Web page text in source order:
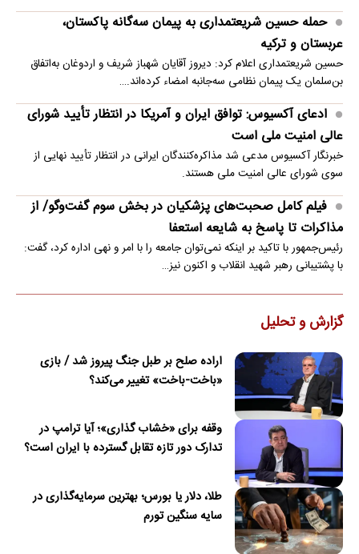
حمله حسین شریعتمداری به پیمان سه‌گانه پاکستان،
عربستان و ترکیه
حسین شریعتمداری اعلام کرد: دیروز آقایان شهباز شریف و اردوغان به‌اتفاق
بن‌سلمان یک پیمان نظامی سه‌جانبه امضاء کرده‌اند.…
ادعای آکسیوس: توافق ایران و آمریکا در انتظار تأیید شورای
عالی امنیت ملی است
خبرنگار آکسیوس مدعی شد مذاکره‌کنندگان ایرانی در انتظار تأیید نهایی از
سوی شورای عالی امنیت ملی هستند.
فیلم کامل صحبت‌های پزشکیان در بخش سوم گفت‌وگو/ از
مذاکرات تا پاسخ به شایعه استعفا
رئیس‌جمهور با تاکید بر اینکه نمی‌توان جامعه را با امر و نهی اداره کرد، گفت:
با پشتیبانی رهبر شهید انقلاب و اکنون نیز…
گزارش و تحلیل
اراده صلح بر طبل جنگ پیروز شد / بازی
«باخت-باخت» تغییر می‌کند؟
وقفه برای «خشاب گذاری»؛ آیا ترامپ در
تدارک دور تازه تقابل گسترده با ایران است؟
طلا، دلار یا بورس؛ بهترین سرمایه‌گذاری در
سایه سنگین تورم